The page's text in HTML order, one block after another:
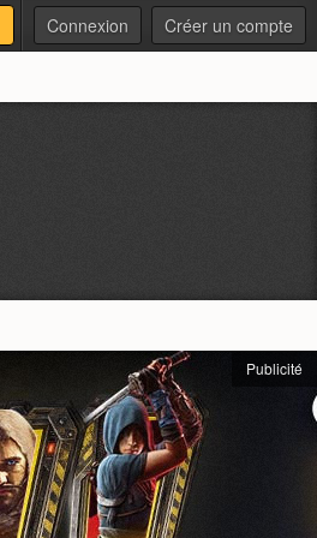
Connexion Créer un compte
Publicité